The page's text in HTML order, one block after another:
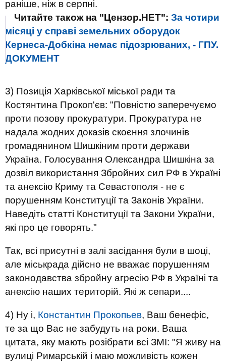
раніше, ніж в серпні.
Читайте також на "Цензор.НЕТ": За чотири
місяці у справі земельних оборудок
Кернеса-Добкіна немає підозрюваних, - ГПУ.
ДОКУМЕНТ
3) Позиція Харківської міської ради та
Костянтина Прокоп'єв: "Повністю заперечуємо
проти позову прокуратури. Прокуратура не
надала жодних доказів скоєння злочинів
громадянином Шишкіним проти держави
Україна. Голосування Олександра Шишкіна за
дозвіл використання Збройних сил РФ в Україні
та анексію Криму та Севастополя - не є
порушенням Конституції та Законів України.
Наведіть статті Конституції та Закони України,
які про це говорять."
Так, всі присутні в залі засідання були в шоці,
але міськрада дійсно не вважає порушенням
законодавства збройну агресію РФ в Україні та
анексію наших територій. Які ж сепари....
4) Ну і, Константин Прокопьев, Ваш бенефіс,
те за що Вас не забудуть на роки. Ваша
цитата, яку мають розібрати всі ЗМІ: "Я живу на
вулиці Римарській і маю можливість кожен